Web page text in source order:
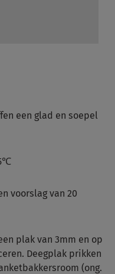
een glad en soepel
voorslag van 20
plak van 3mm en op
Deegplak prikken
(ong.